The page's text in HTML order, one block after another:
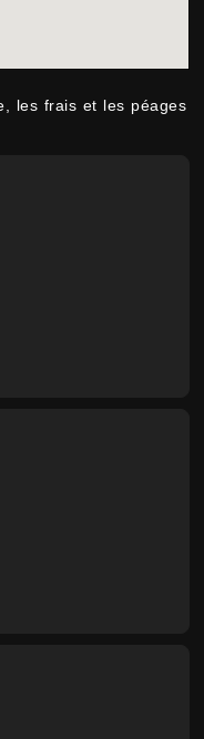
les frais et les péages